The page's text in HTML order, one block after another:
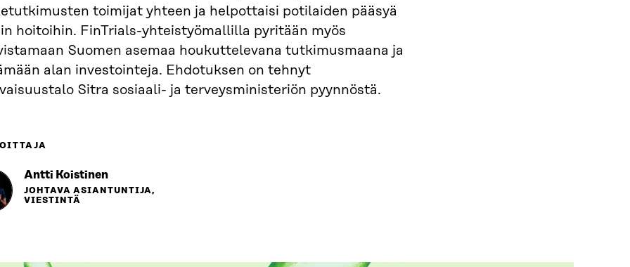
toimijat yhteen ja helpottaisi potilaiden pääsyä
hoitoihin. FinTrials-yhteistyömallilla pyritään myös
Suomen asemaa houkuttelevana tutkimusmaana ja
alan investointeja. Ehdotuksen on tehnyt
Sitra sosiaali- ja terveysministeriön pyynnöstä.
Antti Koistinen
JOHTAVA ASIANTUNTIJA,
VIESTINTÄ